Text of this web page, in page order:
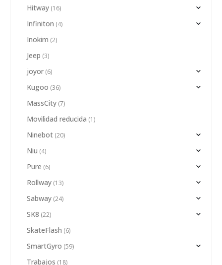
Hitway (16)
Infiniton (4)
Inokim (2)
Jeep (3)
joyor (6)
Kugoo (36)
MassCity (7)
Movilidad reducida (1)
Ninebot (20)
Niu (4)
Pure (6)
Rollway (13)
Sabway (24)
SK8 (22)
SkateFlash (6)
SmartGyro (59)
Trabajos (18)